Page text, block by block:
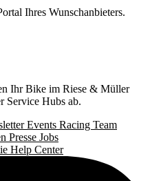
Ihres Wunschanbieters.
Ihr Bike im Riese & Müller
Service Hubs ab.
Events Racing Team
Presse Jobs
Help Center